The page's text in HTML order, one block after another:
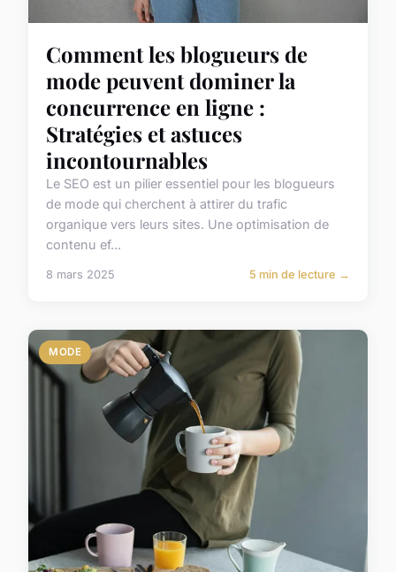
Comment les blogueurs de
mode peuvent dominer la
concurrence en ligne :
Stratégies et astuces
incontournables
Le SEO est un pilier essentiel pour les blogueurs
de mode qui cherchent à attirer du trafic
organique vers leurs sites. Une optimisation de
contenu ef...
8 mars 2025 5 min de lecture →
MODE